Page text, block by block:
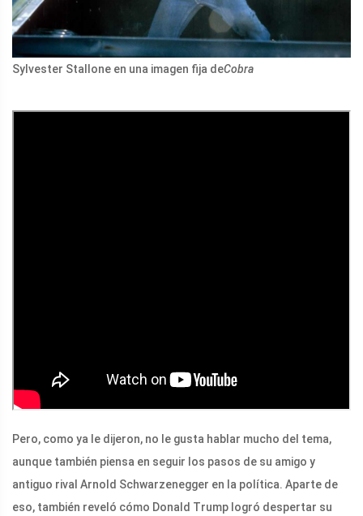
Sylvester Stallone en una imagen fija deCobra
Pero, como ya le dijeron, no le gusta hablar mucho del tema,
aunque también piensa en seguir los pasos de su amigo y
antiguo rival Arnold Schwarzenegger en la política. Aparte de
eso, también reveló cómo Donald Trump logró despertar su